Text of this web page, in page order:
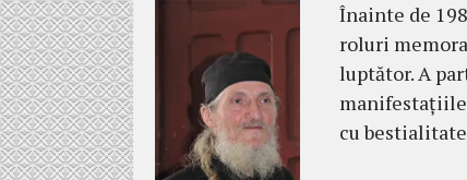
Înainte de
roluri
lup­tător. A
manifestaţiile
cu